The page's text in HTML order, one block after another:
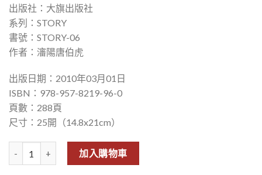
出版社：大旗出版社
系列：STORY
書號：STORY-06
作者：瀋陽唐伯虎
出版日期：2010年03月01日
ISBN：978-957-8219-96-0
頁數：288頁
尺寸：25開（14.8x21cm）
國家寶藏4─ 南海鬼谷II 數量
加入購物車